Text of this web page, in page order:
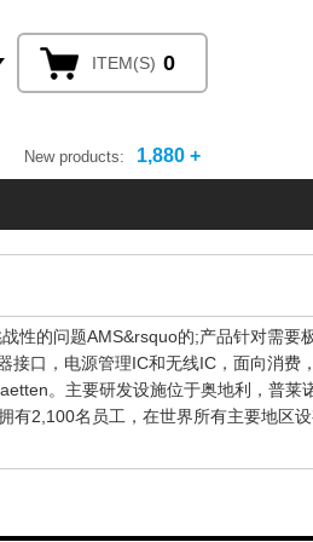
ITEM(S) 0
New products: 1,880 +
性的问题AMS&rsquo的;产品针对需要
接口，电源管理IC和无线IC，面向消费
。主要研发设施位于奥地利，普莱
有2,100名员工，在世界所有主要地区